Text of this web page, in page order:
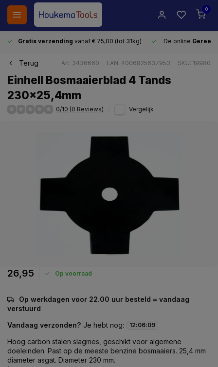
0
Gratis verzending vanaf € 75,00 (tot 31kg) De online
Terug Art: 3436660 EAN: 4006825637953 SKU: 19980
Einhell Bosmaaierblad 4 Tands
230x25,4mm
0/10 (0 Reviews) Vergelijk
26,95 Op voorraad
Op werkdagen voor 22.00 uur besteld = vandaag
verstuurd
Vandaag verzonden? Je hebt nog: 12:06:09
Hoog carbon stalen slagmes, geschikt voor algemene
doeleinden. Past op de meeste benzine bosmaaiers. 25,4 mm
diameter asgat. Diameter 230 mm.